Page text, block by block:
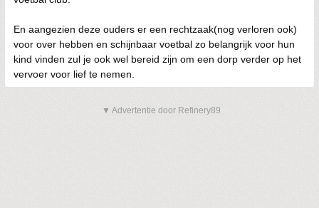
En aangezien deze ouders er een rechtzaak(nog verloren ook)
voor over hebben en schijnbaar voetbal zo belangrijk voor hun
kind vinden zul je ook wel bereid zijn om een dorp verder op het
vervoer voor lief te nemen.
▼ Advertentie door Refinery89